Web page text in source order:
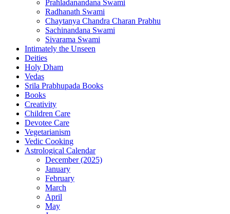
Prahladanandana Swami
Radhanath Swami
Chaytanya Chandra Charan Prabhu
Sachinandana Swami
Sivarama Swami
Intimately the Unseen
Deities
Holy Dham
Vedas
Srila Prabhupada Books
Books
Creativity
Children Care
Devotee Care
Vegetarianism
Vedic Cooking
Astrological Calendar
December (2025)
January
February
March
April
May